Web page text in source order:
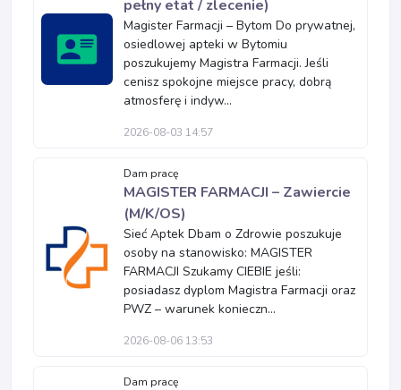
pełny etat / zlecenie)
Magister Farmacji – Bytom Do prywatnej,
osiedlowej apteki w Bytomiu
poszukujemy Magistra Farmacji. Jeśli
cenisz spokojne miejsce pracy, dobrą
atmosferę i indyw...
2026-08-03 14:57
Dam pracę
MAGISTER FARMACJI – Zawiercie
(M/K/OS)
Sieć Aptek Dbam o Zdrowie poszukuje
osoby na stanowisko: MAGISTER
FARMACJI Szukamy CIEBIE jeśli:
posiadasz dyplom Magistra Farmacji oraz
PWZ – warunek konieczn...
2026-08-06 13:53
Dam pracę